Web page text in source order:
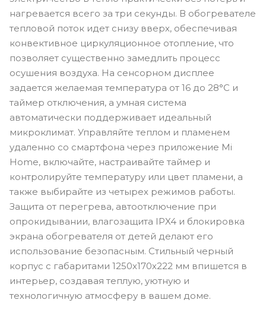
нагревается всего за три секунды. В обогревателе
тепловой поток идет снизу вверх, обеспечивая
конвективное циркуляционное отопление, что
позволяет существенно замедлить процесс
осушения воздуха. На сенсорном дисплее
задается желаемая температура от 16 до 28°C и
таймер отключения, а умная система
автоматически поддерживает идеальный
микроклимат. Управляйте теплом и пламенем
удаленно со смартфона через приложение Mi
Home, включайте, настраивайте таймер и
контролируйте температуру или цвет пламени, а
также выбирайте из четырех режимов работы.
Защита от перегрева, автоотключение при
опрокидывании, влагозащита IPX4 и блокировка
экрана обогревателя от детей делают его
использование безопасным. Стильный черный
корпус с габаритами 1250х170х222 мм впишется в
интерьер, создавая теплую, уютную и
технологичную атмосферу в вашем доме.